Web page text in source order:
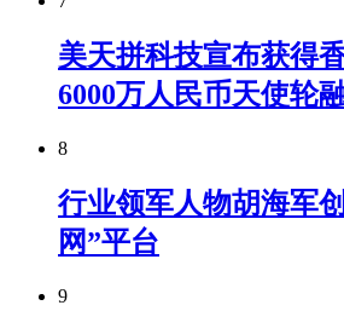
美天拼科技宣布获得
6000万人民币天使轮
8
行业领军人物胡海军
网”平台
9